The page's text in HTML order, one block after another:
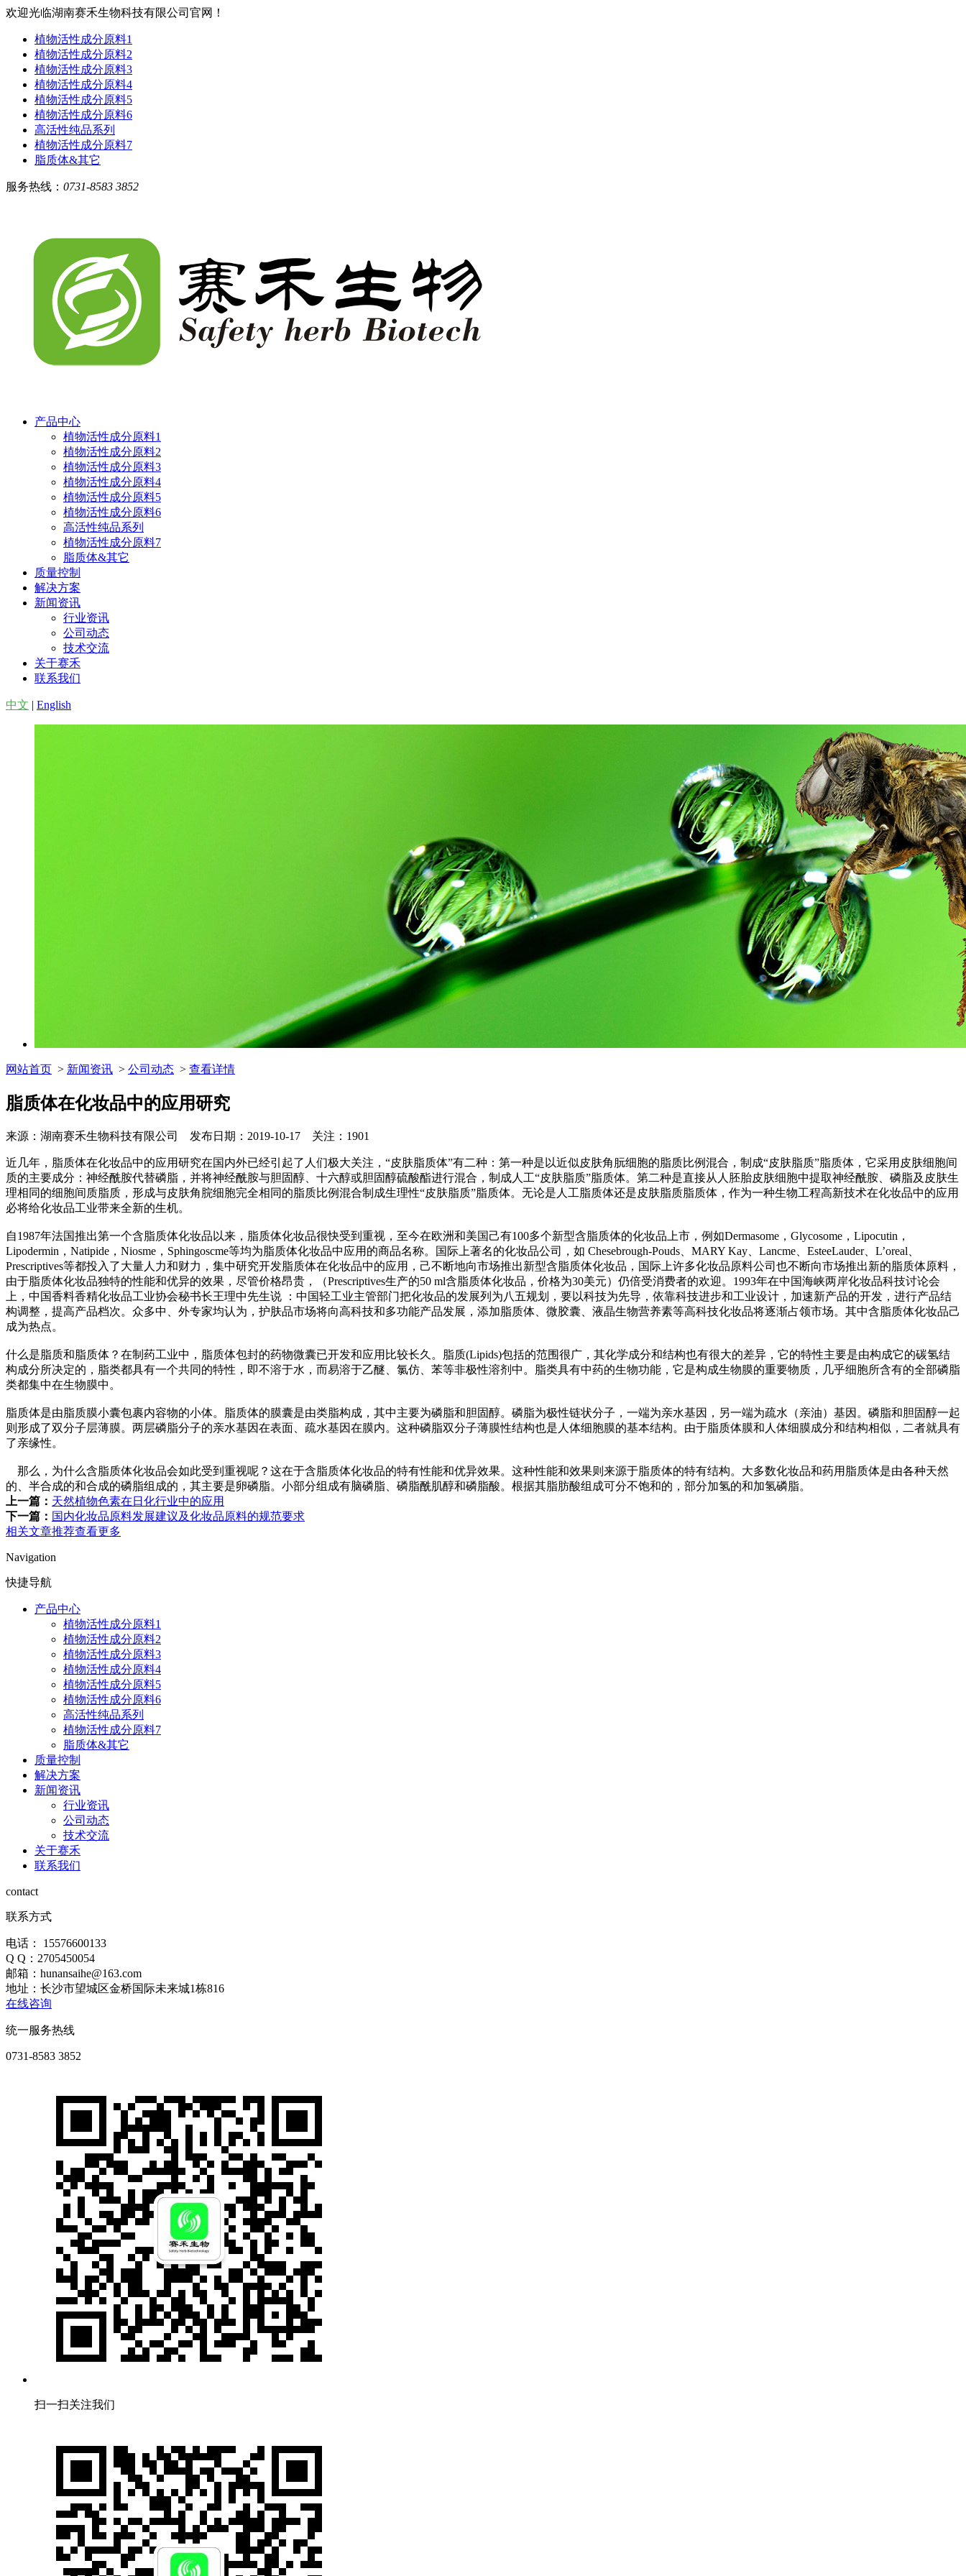
欢迎光临湖南赛禾生物科技有限公司官网！
植物活性成分原料1
植物活性成分原料2
植物活性成分原料3
植物活性成分原料4
植物活性成分原料5
植物活性成分原料6
高活性纯品系列
植物活性成分原料7
脂质体&其它
服务热线： 0731-8583 3852
产品中心
植物活性成分原料1
植物活性成分原料2
植物活性成分原料3
植物活性成分原料4
植物活性成分原料5
植物活性成分原料6
高活性纯品系列
植物活性成分原料7
脂质体&其它
质量控制
解决方案
新闻资讯
行业资讯
公司动态
技术交流
关于赛禾
联系我们
中文 | English
网站首页 > 新闻资讯 > 公司动态 > 查看详情
脂质体在化妆品中的应用研究
来源：湖南赛禾生物科技有限公司 发布日期：2019-10-17 关注： 1901
近几年，脂质体在化妆品中的应用研究在国内外已经引起了人们极大关注，“皮肤脂质体”有二种：第一种是以近似皮肤角朊细胞的脂质比例混合，制成“皮肤脂质”脂质体，它采用皮肤细胞间
质的主要成分：神经酰胺代替磷脂，并将神经酰胺与胆固醇、十六醇或胆固醇硫酸酯进行混合，制成人工“皮肤脂质”脂质体。第二种是直接从人胚胎皮肤细胞中提取神经酰胺、磷脂及皮肤生
理相同的细胞间质脂质，形成与皮肤角脘细胞完全相同的脂质比例混合制成生理性“皮肤脂质”脂质体。无论是人工脂质体还是皮肤脂质脂质体，作为一种生物工程高新技术在化妆品中的应用
必将给化妆品工业带来全新的生机。
自1987年法国推出第一个含脂质体化妆品以来，脂质体化妆品很快受到重视，至今在欧洲和美国己有100多个新型含脂质体的化妆品上市，例如Dermasome，Glycosome，Lipocutin，
Lipodermin，Natipide，Niosme，Sphingoscme等均为脂质体化妆品中应用的商品名称。国际上著名的化妆品公司，如 Chesebrough-Pouds、MARY Kay、Lancme、EsteeLauder、L’oreal、
Prescriptives等都投入了大量人力和财力，集中研究开发脂质体在化妆品中的应用，己不断地向市场推出新型含脂质体化妆品，国际上许多化妆品原料公司也不断向市场推出新的脂质体原料，
由于脂质体化妆品独特的性能和优异的效果，尽管价格昂贵，（Prescriptives生产的50 ml含脂质体化妆品，价格为30美元）仍倍受消费者的欢迎。1993年在中国海峡两岸化妆品科技讨论会
上，中国香料香精化妆品工业协会秘书长王理中先生说 ：中国轻工业主管部门把化妆品的发展列为八五规划，要以科技为先导，依靠科技进步和工业设计，加速新产品的开发，进行产品结
构调整，提高产品档次。众多中、外专家均认为，护肤品市场将向高科技和多功能产品发展，添加脂质体、微胶囊、液晶生物营养素等高科技化妆品将逐渐占领市场。其中含脂质体化妆品己
成为热点。
什么是脂质和脂质体？在制药工业中，脂质体包封的药物微囊已开发和应用比较长久。脂质(Lipids)包括的范围很广，其化学成分和结构也有很大的差异，它的特性主要是由构成它的碳氢结
构成分所决定的，脂类都具有一个共同的特性，即不溶于水，而易溶于乙醚、氯仿、苯等非极性溶剂中。脂类具有中药的生物功能，它是构成生物膜的重要物质，几乎细胞所含有的全部磷脂
类都集中在生物膜中。
脂质体是由脂质膜小囊包裹内容物的小体。脂质体的膜囊是由类脂构成，其中主要为磷脂和胆固醇。磷脂为极性链状分子，一端为亲水基因，另一端为疏水（亲油）基因。磷脂和胆固醇一起
则形成了双分子层薄膜。两层磷脂分子的亲水基因在表面、疏水基因在膜内。这种磷脂双分子薄膜性结构也是人体细胞膜的基本结构。由于脂质体膜和人体细膜成分和结构相似，二者就具有
了亲缘性。
那么，为什么含脂质体化妆品会如此受到重视呢？这在于含脂质体化妆品的特有性能和优异效果。这种性能和效果则来源于脂质体的特有结构。大多数化妆品和药用脂质体是由各种天然
的、半合成的和合成的磷脂组成的，其主要是卵磷脂。小部分组成有脑磷脂、磷脂酰肌醇和磷脂酸。根据其脂肪酸组成可分不饱和的，部分加氢的和加氢磷脂。
上一篇： 天然植物色素在日化行业中的应用
下一篇： 国内化妆品原料发展建议及化妆品原料的规范要求
相关文章推荐查看更多
Navigation
快捷导航
产品中心
植物活性成分原料1
植物活性成分原料2
植物活性成分原料3
植物活性成分原料4
植物活性成分原料5
植物活性成分原料6
高活性纯品系列
植物活性成分原料7
脂质体&其它
质量控制
解决方案
新闻资讯
行业资讯
公司动态
技术交流
关于赛禾
联系我们
contact
联系方式
电话： 15576600133
Q Q：2705450054
邮箱：hunansaihe@163.com
地址：长沙市望城区金桥国际未来城1栋816
在线咨询
统一服务热线
0731-8583 3852
扫一扫关注我们